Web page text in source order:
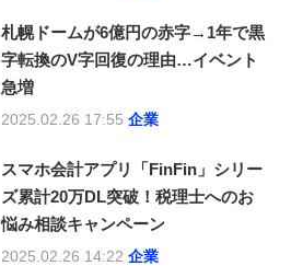
札幌ドームが6億円の赤字→1年で黒
字転換のV字回復の理由…イベント
急増
2025.02.26 17:55 企業
スマホ会計アプリ「FinFin」シリー
ズ累計20万DL突破！税理士へのお
悩み相談キャンペーン
2025.02.26 14:22 企業